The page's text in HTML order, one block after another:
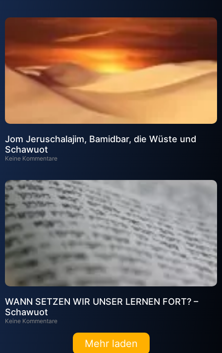
Jom Jeruschalajim, Bamidbar, die Wüste und
Schawuot
Keine Kommentare
WANN SETZEN WIR UNSER LERNEN FORT? –
Schawuot
Keine Kommentare
Mehr laden